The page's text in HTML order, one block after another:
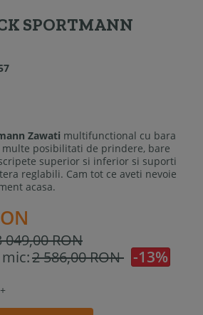
SPORTMANN
Zawati multifunctional cu bara
posibilitati de prindere, bare
superior si inferior si suporti
reglabili. Cam tot ce aveti nevoie
acasa.
049,00 RON
2 586,00 RON -13%
+